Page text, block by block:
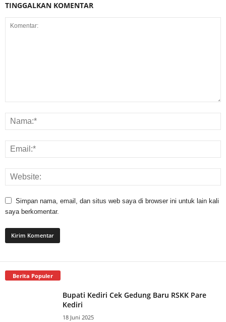
TINGGALKAN KOMENTAR
Simpan nama, email, dan situs web saya di browser ini untuk lain kali
saya berkomentar.
Berita Populer
Bupati Kediri Cek Gedung Baru RSKK Pare
Kediri
18 Juni 2025